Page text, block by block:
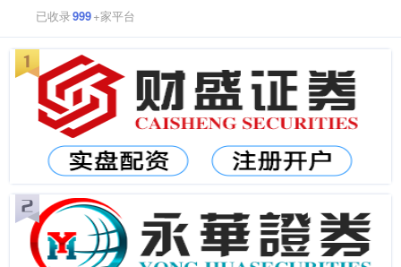
已收录999+家平台